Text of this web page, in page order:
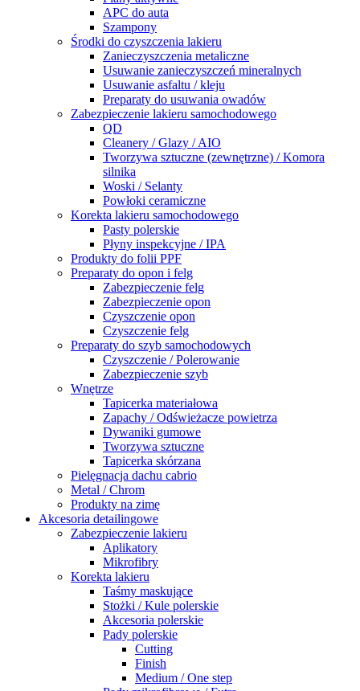
APC do auta
Szampony
Środki do czyszczenia lakieru
Zanieczyszczenia metaliczne
Usuwanie zanieczyszczeń mineralnych
Usuwanie asfaltu / kleju
Preparaty do usuwania owadów
Zabezpieczenie lakieru samochodowego
QD
Cleanery / Glazy / AIO
Tworzywa sztuczne (zewnętrzne) / Komora
silnika
Woski / Selanty
Powłoki ceramiczne
Korekta lakieru samochodowego
Pasty polerskie
Płyny inspekcyjne / IPA
Produkty do folii PPF
Preparaty do opon i felg
Zabezpieczenie felg
Zabezpieczenie opon
Czyszczenie opon
Czyszczenie felg
Preparaty do szyb samochodowych
Czyszczenie / Polerowanie
Zabezpieczenie szyb
Wnętrze
Tapicerka materiałowa
Zapachy / Odświeżacze powietrza
Dywaniki gumowe
Tworzywa sztuczne
Tapicerka skórzana
Pielęgnacja dachu cabrio
Metal / Chrom
Produkty na zimę
Akcesoria detailingowe
Zabezpieczenie lakieru
Aplikatory
Mikrofibry
Korekta lakieru
Taśmy maskujące
Stożki / Kule polerskie
Akcesoria polerskie
Pady polerskie
Cutting
Finish
Medium / One step